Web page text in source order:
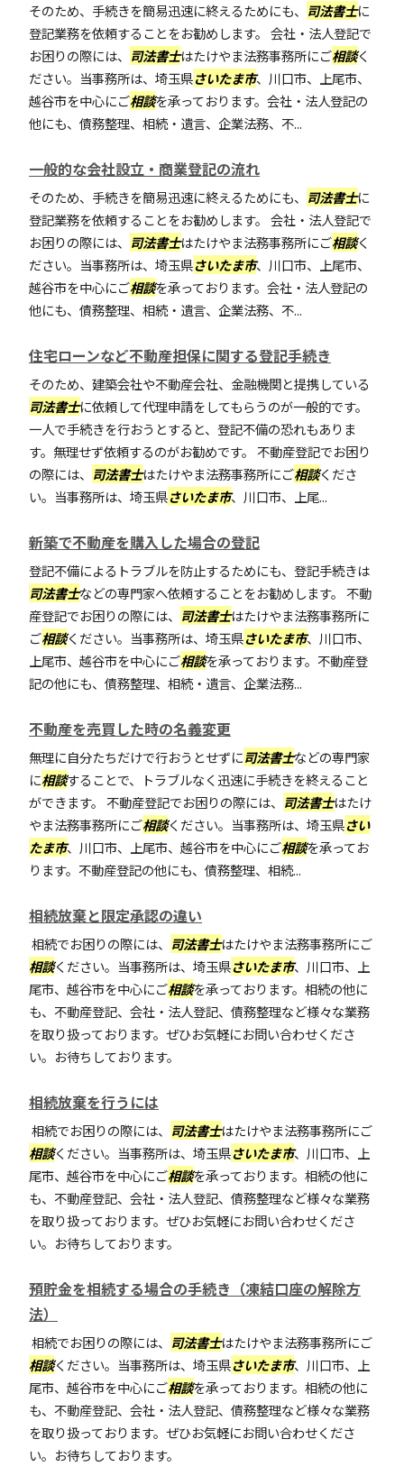
そのため、手続きを簡易迅速に終えるためにも、 司法書士に
登記業務を依頼することをお勧めします。 会社・法人登記で
お困りの際には、 司法書士はたけやま法務事務所にご相談く
ださい。当事務所は、埼玉県さいたま市、川口市、上尾市、
越谷市を中心にご相談を承っております。会社・法人登記の
他にも、債務整理、相続・遺言、企業法務、不...
一般的な会社設立・商業登記の流れ
そのため、手続きを簡易迅速に終えるためにも、 司法書士に
登記業務を依頼することをお勧めします。 会社・法人登記で
お困りの際には、 司法書士はたけやま法務事務所にご相談く
ださい。当事務所は、埼玉県さいたま市、川口市、上尾市、
越谷市を中心にご相談を承っております。会社・法人登記の
他にも、債務整理、相続・遺言、企業法務、不...
住宅ローンなど不動産担保に関する登記手続き
そのため、建築会社や不動産会社、金融機関と提携している
司法書士に依頼して代理申請をしてもらうのが一般的です。
一人で手続きを行おうとすると、登記不備の恐れもありま
す。無理せず依頼するのがお勧めです。 不動産登記でお困り
の際には、 司法書士はたけやま法務事務所にご相談くださ
い。当事務所は、埼玉県さいたま市、川口市、上尾...
新築で不動産を購入した場合の登記
登記不備によるトラブルを防止するためにも、登記手続きは
司法書士などの専門家へ依頼することをお勧めします。 不動
産登記でお困りの際には、 司法書士はたけやま法務事務所に
ご相談ください。当事務所は、埼玉県さいたま市、川口市、
上尾市、越谷市を中心にご相談を承っております。不動産登
記の他にも、債務整理、相続・遺言、企業法務...
不動産を売買した時の名義変更
無理に自分たちだけで行おうとせずに司法書士などの専門家
に相談することで、トラブルなく迅速に手続きを終えること
ができます。 不動産登記でお困りの際には、 司法書士はたけ
やま法務事務所にご相談ください。当事務所は、埼玉県さい
たま市、川口市、上尾市、越谷市を中心にご相談を承ってお
ります。不動産登記の他にも、債務整理、相続...
相続放棄と限定承認の違い
相続でお困りの際には、 司法書士はたけやま法務事務所にご
相談ください。当事務所は、埼玉県さいたま市、川口市、上
尾市、越谷市を中心にご相談を承っております。相続の他に
も、不動産登記、会社・法人登記、債務整理など様々な業務
を取り扱っております。ぜひお気軽にお問い合わせくださ
い。お待ちしております。
相続放棄を行うには
相続でお困りの際には、 司法書士はたけやま法務事務所にご
相談ください。当事務所は、埼玉県さいたま市、川口市、上
尾市、越谷市を中心にご相談を承っております。相続の他に
も、不動産登記、会社・法人登記、債務整理など様々な業務
を取り扱っております。ぜひお気軽にお問い合わせくださ
い。お待ちしております。
預貯金を相続する場合の手続き（凍結口座の解除方
法）
相続でお困りの際には、 司法書士はたけやま法務事務所にご
相談ください。当事務所は、埼玉県さいたま市、川口市、上
尾市、越谷市を中心にご相談を承っております。相続の他に
も、不動産登記、会社・法人登記、債務整理など様々な業務
を取り扱っております。ぜひお気軽にお問い合わせくださ
い。お待ちしております。